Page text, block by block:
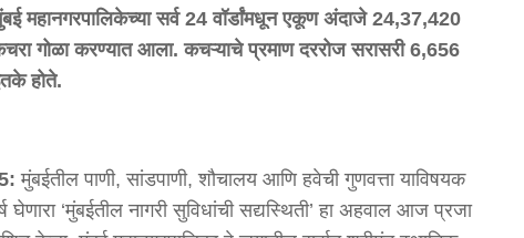
महानगरपालिकेच्या सर्व24वॉर्डांमधून एकूण अंदाजे 24,37,420
गोळा करण्यात आला.कचऱ्याचे प्रमाण दररोज सरासरी6,656
होते.
मुंबईतील पाणी, सांडपाणी, शौचालय आणि हवेची गुणवत्ता याविषयक
घेणारा ‘मुंबईतील नागरी सुविधांची सद्यस्थिती’ हा अहवाल आज प्रजा